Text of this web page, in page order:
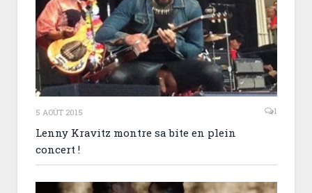
5 AOÛT 2015 1
Lenny Kravitz montre sa bite en plein
concert !